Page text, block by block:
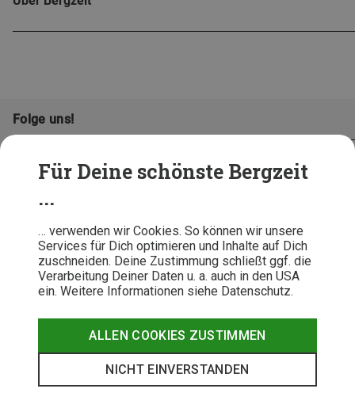
Für Deine schönste Bergzeit
...
… verwenden wir Cookies. So können wir unsere
Services für Dich optimieren und Inhalte auf Dich
zuschneiden. Deine Zustimmung schließt ggf. die
Verarbeitung Deiner Daten u. a. auch in den USA
ein. Weitere Informationen siehe Datenschutz.
ALLEN COOKIES ZUSTIMMEN
NICHT EINVERSTANDEN
Folge uns!
© 2026 Bergzeit GmbH © Bergsport, Outdoor & Trekking Shop